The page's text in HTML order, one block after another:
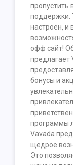
поддержки.
настроен, и
офф сайт!
предлагает
бонусы и
программы
Vavada
щедрое
Это